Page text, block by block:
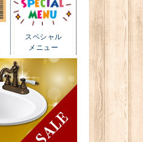
スペシャル
メニュー